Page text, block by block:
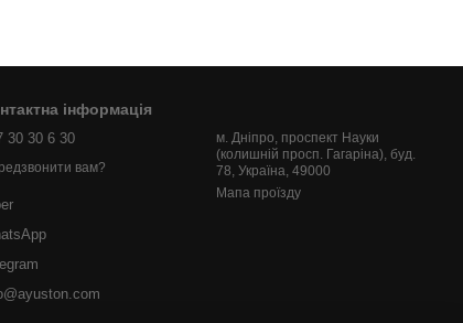
інформація
30 30 6 30
вам?
м. Дніпро, проспект Науки
(колишній просп. Гагаріна), буд.
78, Україна, 49000
Мапа проїзду